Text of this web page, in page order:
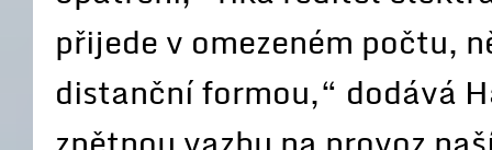
přijede v omezeném počtu,
distanční formou,“ dodává